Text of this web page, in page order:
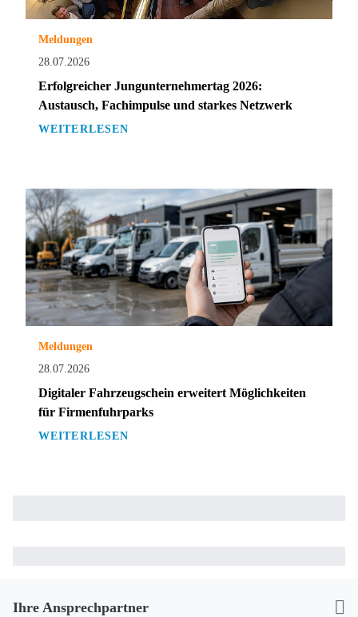
Meldungen
28.07.2026
Erfolgreicher Jungunternehmertag 2026:
Austausch, Fachimpulse und starkes Netzwerk
WEITERLESEN
Meldungen
28.07.2026
Digitaler Fahrzeugschein erweitert Möglichkeiten
für Firmenfuhrparks
WEITERLESEN
Ihre Ansprechpartner